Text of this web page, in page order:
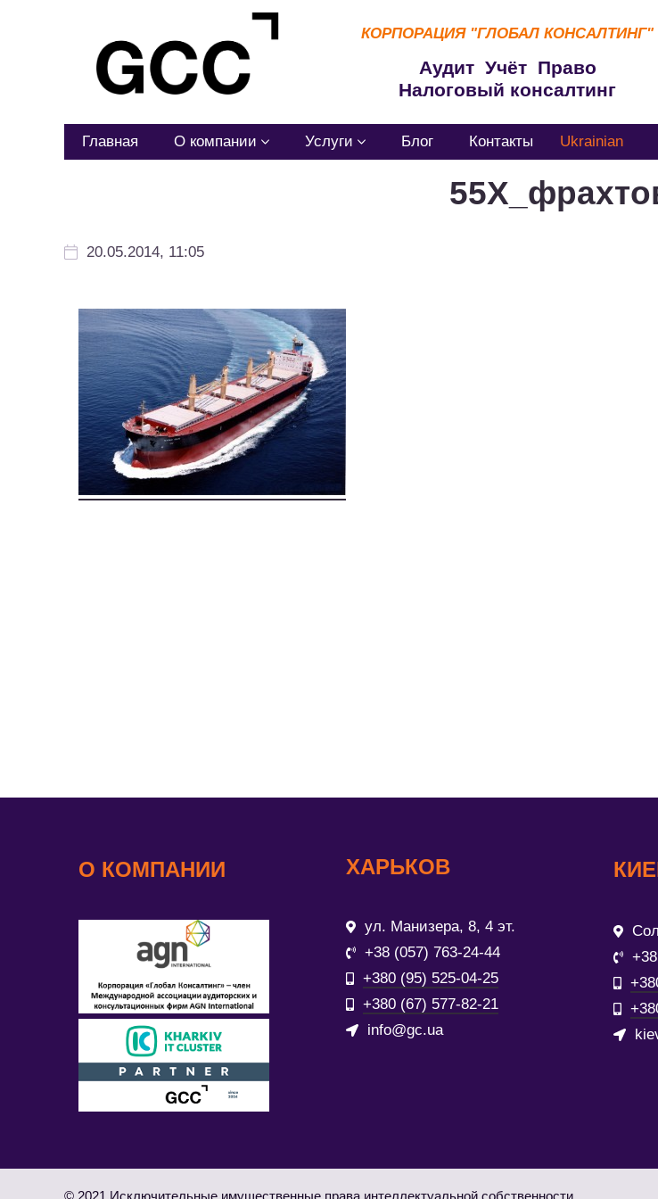
КОРПОРАЦИЯ "ГЛОБАЛ КОНСАЛТИНГ"
Аудит Учёт Право
Налоговый консалтинг
Главная О компании Услуги Блог Контакты Ukrainian
20.05.2014, 11:05
О КОМПАНИИ ХАРЬКОВ
ул. Манизера, 8, 4 эт.
+38 (057) 763-24-44
+380 (95) 525-04-25
+380 (67) 577-82-21
info@gc.ua